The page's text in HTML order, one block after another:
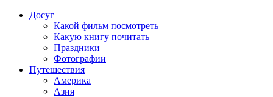
Досуг
Какой фильм посмотреть
Какую книгу почитать
Праздники
Фотографии
Путешествия
Америка
Азия